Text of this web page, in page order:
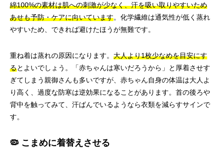
綿100%の素材は肌への刺激が少なく、汗を吸い取りやすいため
あせも予防・ケアに向いています。化学繊維は通気性が低く蒸れ
やすいため、できれば避けたほうが無難です。
重ね着は蒸れの原因になります。 大人より1枚少なめを目安にす
るとよいでしょう。「赤ちゃんは寒いだろうから」と厚着させす
ぎてしまう親御さんも多いですが、赤ちゃん自身の体温は大人よ
り高く、過度な防寒は逆効果になることがあります。首の後ろや
背中を触ってみて、汗ばんでいるようなら衣類を減らすサインで
す。
🦠 こまめに着替えさせる